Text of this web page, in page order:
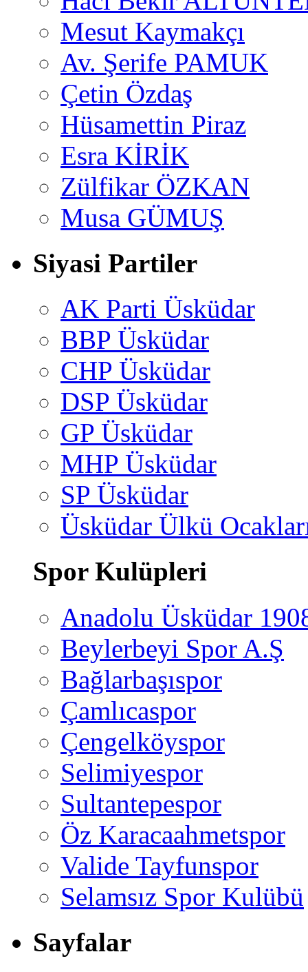
Mesut Kaymakçı
Av. Şerife PAMUK
Çetin Özdaş
Hüsamettin Piraz
Esra KİRİK
Zülfikar ÖZKAN
Musa GÜMUŞ
Siyasi Partiler
AK Parti Üsküdar
BBP Üsküdar
CHP Üsküdar
DSP Üsküdar
GP Üsküdar
MHP Üsküdar
SP Üsküdar
Üsküdar Ülkü
Spor Kulüpleri
Anadolu Üsküdar
Beylerbeyi Spor A.Ş
Bağlarbaşıspor
Çamlıcaspor
Çengelköyspor
Selimiyespor
Sultantepespor
Öz Karacaahmetspor
Valide Tayfunspor
Selamsız Spor Kulübü
Sayfalar